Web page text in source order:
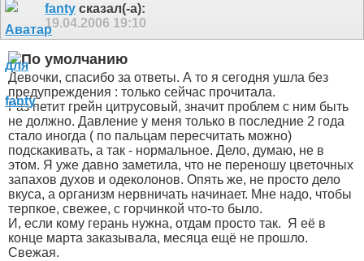
fanty сказал(-а):
19.04.2006 19:10
Девочки, спасибо за ответы. А то я сегодня ушла без
предупреждения : только сейчас прочитала.
Раз петит грейн цитрусовый, значит проблем с ним быть
не должно. Давление у меня только в последние 2 года
стало иногда ( по пальцам пересчитать можно)
подскакивать, а так - нормальное. Дело, думаю, не в
этом. Я уже давно заметила, что не переношу цветочных
запахов духов и одеколонов. Опять же, не просто дело
вкуса, а организм нервничать начинает. Мне надо, чтобы
терпкое, свежее, с горчинкой что-то было.
И, если кому герань нужна, отдам просто так. Я её в
конце марта заказывала, месяца ещё не прошло.
Свежая.